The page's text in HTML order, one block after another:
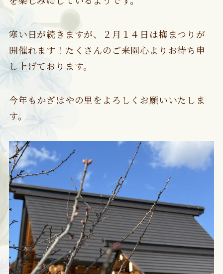
寒い日が続きますが、２月１４日は梅まつりが
開催れます！たくさんのご来園心よりお待ち申
し上げております。
今年もかざはやの里をよろしくお願いいたしま
す。